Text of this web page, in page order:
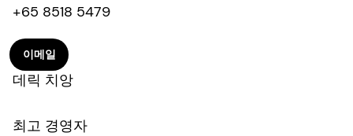
+65 8518 5479
이메일
데릭 치앙
최고 경영자